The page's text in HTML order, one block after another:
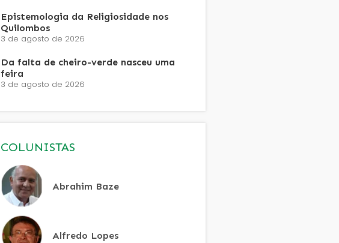
Epistemologia da Religiosidade nos
Quilombos
3 de agosto de 2026
Da falta de cheiro-verde nasceu uma
feira
3 de agosto de 2026
COLUNISTAS
Abrahim Baze
Alfredo Lopes